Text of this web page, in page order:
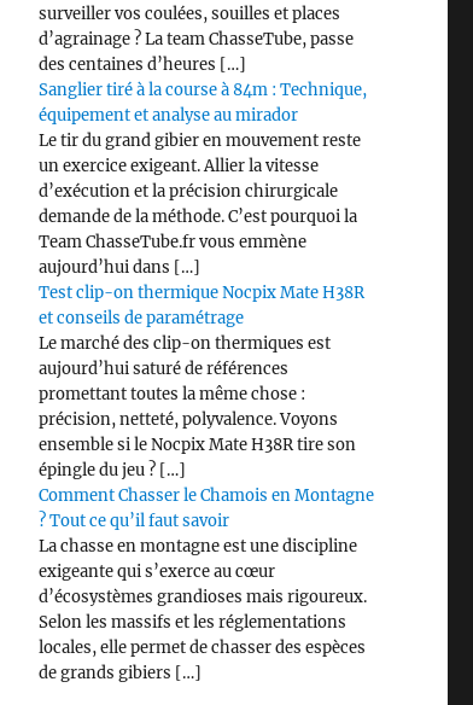
surveiller vos coulées, souilles et places
d’agrainage ? La team ChasseTube, passe
des centaines d’heures […]
Sanglier tiré à la course à 84m : Technique,
équipement et analyse au mirador
Le tir du grand gibier en mouvement reste
un exercice exigeant. Allier la vitesse
d’exécution et la précision chirurgicale
demande de la méthode. C’est pourquoi la
Team ChasseTube.fr vous emmène
aujourd’hui dans […]
Test clip-on thermique Nocpix Mate H38R
et conseils de paramétrage
Le marché des clip-on thermiques est
aujourd’hui saturé de références
promettant toutes la même chose :
précision, netteté, polyvalence. Voyons
ensemble si le Nocpix Mate H38R tire son
épingle du jeu ? […]
Comment Chasser le Chamois en Montagne
? Tout ce qu’il faut savoir
La chasse en montagne est une discipline
exigeante qui s’exerce au cœur
d’écosystèmes grandioses mais rigoureux.
Selon les massifs et les réglementations
locales, elle permet de chasser des espèces
de grands gibiers […]